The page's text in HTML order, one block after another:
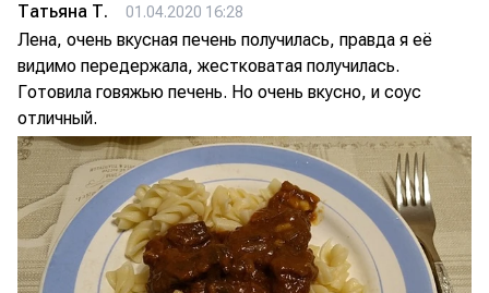
Татьяна Т. 01.04.2020 16:28
Лена, очень вкусная печень получилась, правда я её
видимо передержала, жестковатая получилась.
Готовила говяжью печень. Но очень вкусно, и соус
отличный.